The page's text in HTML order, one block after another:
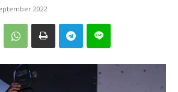
2022